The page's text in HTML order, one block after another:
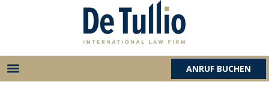
ANRUF BUCHEN